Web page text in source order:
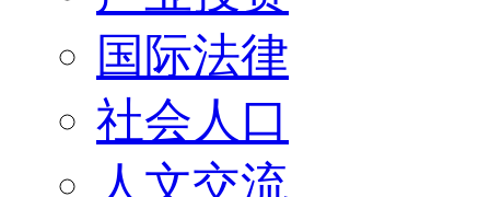
国际法律
社会人口
人文交流